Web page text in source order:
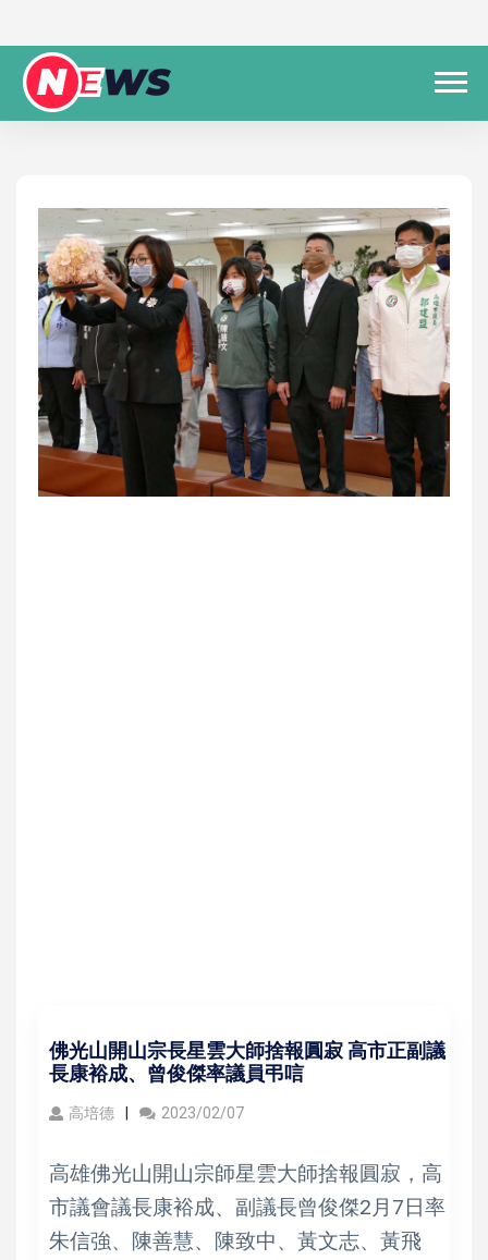
佛光山開山宗長星雲大師捨報圓寂 高市正副議
長康裕成、曾俊傑率議員弔唁
高培德 2023/02/07
高雄佛光山開山宗師星雲大師捨報圓寂，高
市議會議長康裕成、副議長曾俊傑2月7日率
朱信強、陳善慧、陳致中、黃文志、黃飛